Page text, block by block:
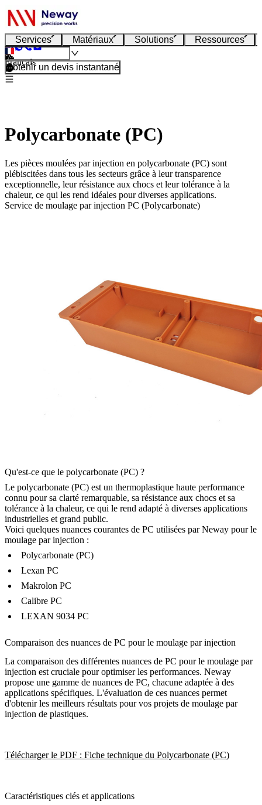
Services Matériaux Solutions Ressources
Français
Obtenir un devis instantané
Polycarbonate (PC)
Les pièces moulées par injection en polycarbonate (PC) sont
plébiscitées dans tous les secteurs grâce à leur transparence
exceptionnelle, leur résistance aux chocs et leur tolérance à la
chaleur, ce qui les rend idéales pour diverses applications.
Service de moulage par injection PC (Polycarbonate)
Qu'est-ce que le polycarbonate (PC) ?
Le polycarbonate (PC) est un thermoplastique haute performance
connu pour sa clarté remarquable, sa résistance aux chocs et sa
tolérance à la chaleur, ce qui le rend adapté à diverses applications
industrielles et grand public.
Voici quelques nuances courantes de PC utilisées par Neway pour le
moulage par injection :
Polycarbonate (PC)
Lexan PC
Makrolon PC
Calibre PC
LEXAN 9034 PC
Comparaison des nuances de PC pour le moulage par injection
La comparaison des différentes nuances de PC pour le moulage par
injection est cruciale pour optimiser les performances. Neway
propose une gamme de nuances de PC, chacune adaptée à des
applications spécifiques. L'évaluation de ces nuances permet
d'obtenir les meilleurs résultats pour vos projets de moulage par
injection de plastiques.
Télécharger le PDF : Fiche technique du Polycarbonate (PC)
Caractéristiques clés et applications